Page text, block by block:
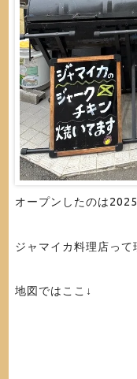
オープンしたのは
ジャマイカ料理店って
地図ではここ↓